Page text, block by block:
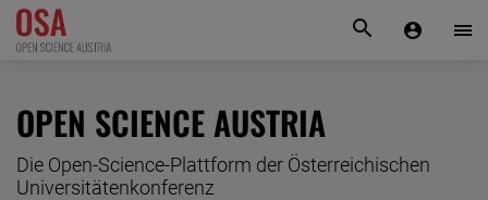
KONTAKT
OPEN SCIENCE AUSTRIA
Die Open-Science-Plattform der Österreichischen
Universitätenkonferenz